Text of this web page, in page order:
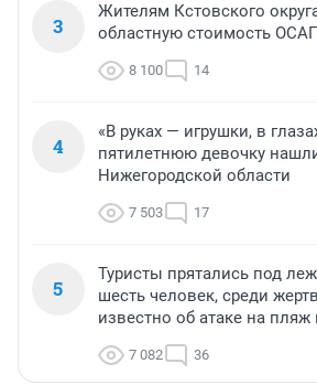
3
Жителям Кстовского
областную стоимость
8 100 14
4
«В руках — игрушки, в
пятилетнюю девочку
Нижегородской области
7 503 17
5
Туристы прятались под
шесть человек, среди
известно об атаке на
7 082 36